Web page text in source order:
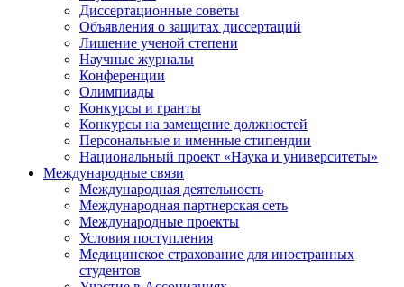
Диссертационные советы
Объявления о защитах диссертаций
Лишение ученой степени
Научные журналы
Конференции
Олимпиады
Конкурсы и гранты
Конкурсы на замещение должностей
Персональные и именные стипендии
Национальный проект «Наука и университеты»
Международные связи
Международная деятельность
Международная партнерская сеть
Международные проекты
Условия поступления
Медицинское страхование для иностранных
студентов